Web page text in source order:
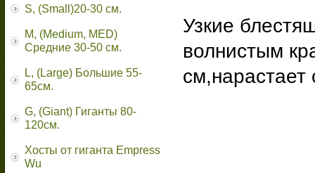
S, (Small)20-30 см.
M, (Medium, MED)
Средние 30-50 см.
L, (Large) Большие 55-
65cм.
G, (Giant) Гиганты 80-
120см.
Хосты от гиганта Empress
Wu
Узкие
волнистым
см,нарастает